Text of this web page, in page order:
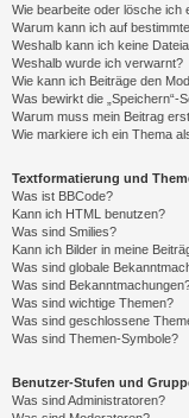
Wie bearbeite oder lösche ich
Warum kann ich auf
Weshalb kann ich keine
Weshalb wurde ich verwarnt?
Wie kann ich Beiträge den
Was bewirkt die „Speichern“-
Warum muss mein Beitrag
Wie markiere ich ein Thema
Textformatierung und
Was ist BBCode?
Kann ich HTML benutzen?
Was sind Smilies?
Kann ich Bilder in meine
Was sind globale
Was sind
Was sind wichtige Themen?
Was sind geschlossene
Was sind Themen-Symbole?
Benutzer-Stufen und
Was sind Administratoren?